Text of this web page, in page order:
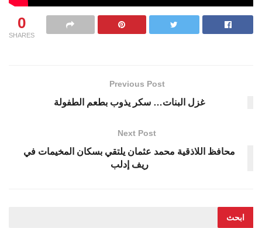
0
SHARES
Previous Post
غزل البنات… سكر يذوب بطعم الطفولة
Next Post
محافظ اللاذقية محمد عثمان يلتقي بسكان المخيمات في
ريف إدلب
ابحث